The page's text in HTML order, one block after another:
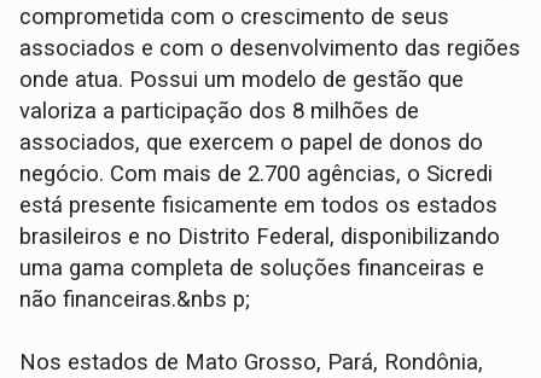
comprometida com o crescimento de seus
associados e com o desenvolvimento das regiões
onde atua. Possui um modelo de gestão que
valoriza a participação dos 8 milhões de
associados, que exercem o papel de donos do
negócio. Com mais de 2.700 agências, o Sicredi
está presente fisicamente em todos os estados
brasileiros e no Distrito Federal, disponibilizando
uma gama completa de soluções financeiras e
não financeiras.&nbs p;
Nos estados de Mato Grosso, Pará, Rondônia,